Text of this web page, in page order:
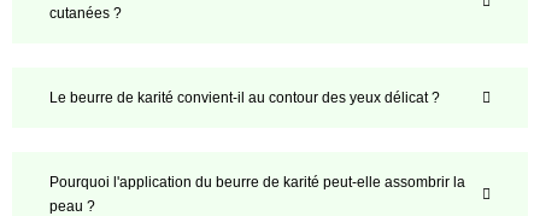
cutanées ?
Le beurre de karité convient-il au contour des yeux délicat ?
Pourquoi l'application du beurre de karité peut-elle assombrir la
peau ?